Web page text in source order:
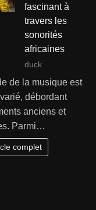
fascinant à
travers les
sonorités
africaines
duck
de la musique est
débordant
anciens et
Parmi…
complet